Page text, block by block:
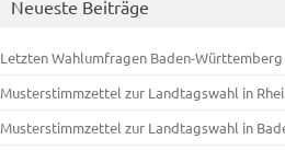
Neueste Beiträge
Letzten Wahlumfragen Baden-
Musterstimmzettel zur Landtagswahl in
Musterstimmzettel zur Landtagswahl in